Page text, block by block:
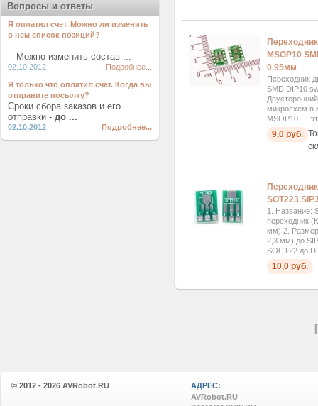
MSOP10
0.95мм
Переходник
SMD DIP10
микросхем в
MSOP10 —
9,0 руб.
SOT223
1. Название:
переходник
мм) 2.
2,3 мм) до
SOCT22 до
10,0 руб.
Вопросы и ответы
Я оплатил счет. Можно ли изменить
в нем список позиций?
Можно изменить состав ...
02.10.2012 Подробнее...
Я только что оплатил счет. Когда вы
отправите посылку?
Сроки сбора заказов и его
отправки - до ...
02.10.2012 Подробнее...
© 2012 - 2026 AVRobot.RU
АДРЕС:
AVRobot.RU